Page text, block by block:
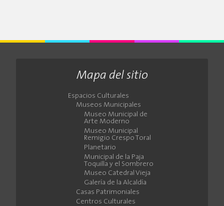
Mapa del sitio
Espacios Culturales
Museos Municipales
Museo Municipal de
Arte Moderno
Museo Municipal
Remigio Crespo Toral
Planetario
Municipal de la Paja
Toquilla y el Sombrero
Museo Catedral Vieja
Galería de la Alcaldía
Casas Patrimoniales
Centros Culturales